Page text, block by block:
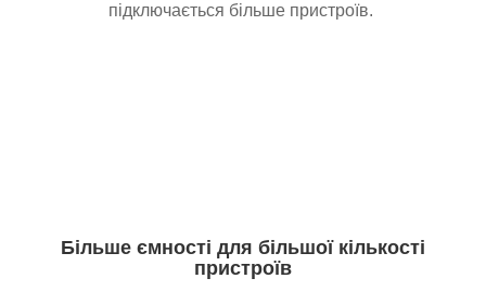
підключається більше пристроїв.
Більше ємності для більшої кількості
пристроїв